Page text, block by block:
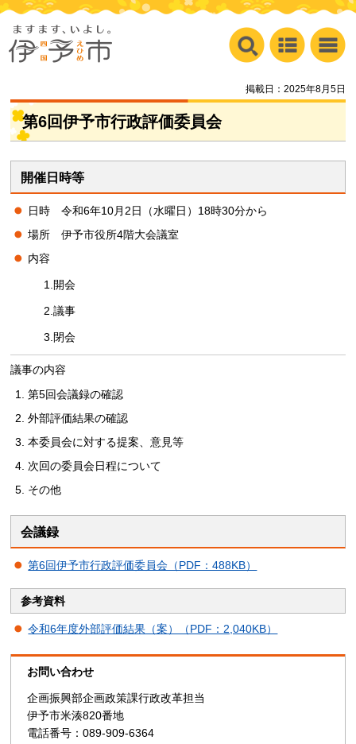
掲載日：2025年8月5日
第6回伊予市行政評価委員会
開催日時等
日時 令和6年10月2日（水曜日）18時30分から
場所
伊予市役所4階大会議室
内容
1.開会
2.議事
3.閉会
議事の内容
第5回会議録の確認
外部評価結果の確認
本委員会に対する提案、意見等
次回の委員会日程について
その他
会議録
第6回伊予市行政評価委員会（PDF：488KB）
参考資料
令和6年度外部評価結果（案）（PDF：2,040KB）
お問い合わせ
企画振興部企画政策課行政改革担当
伊予市米湊820番地
電話番号：089-909-6364